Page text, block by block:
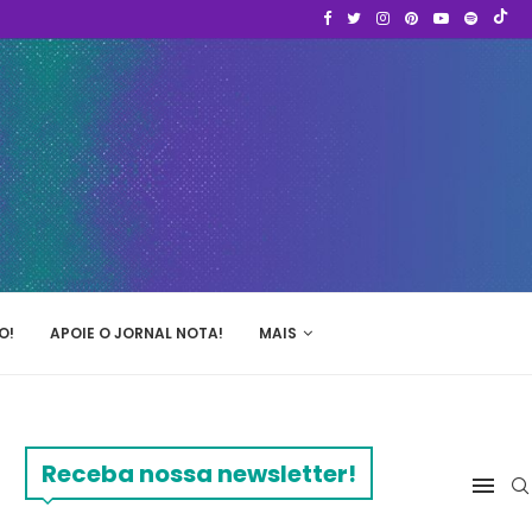
APOIE O JORNAL NOTA! MAIS
Receba nossa newsletter!